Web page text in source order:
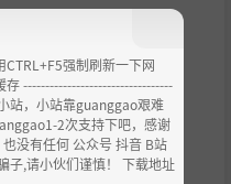
强制刷新一下网
存 ----------------------------------
站，小站靠guanggao艰难
2次支持下吧，感谢
没有任何 公众号 抖音 B站
子,请小伙们谨慎！ 下载地址